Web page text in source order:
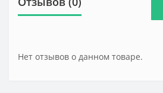
Нет отзывов о данном товаре.